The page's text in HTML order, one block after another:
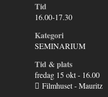
Tid
16.00-17.30
Kategori
SEMINARIUM
Tid & plats
fredag 15 okt - 16.00
Filmhuset - Mauritz